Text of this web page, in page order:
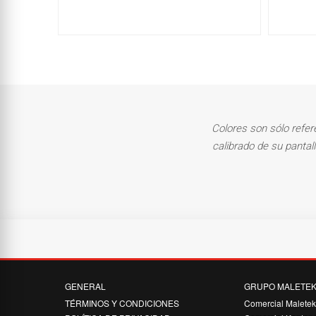
Colores son sólo
calibrado de su
GENERAL
TÉRMINOS Y CONDICIONES
GRUPO MALETEK
Comercial Maletek